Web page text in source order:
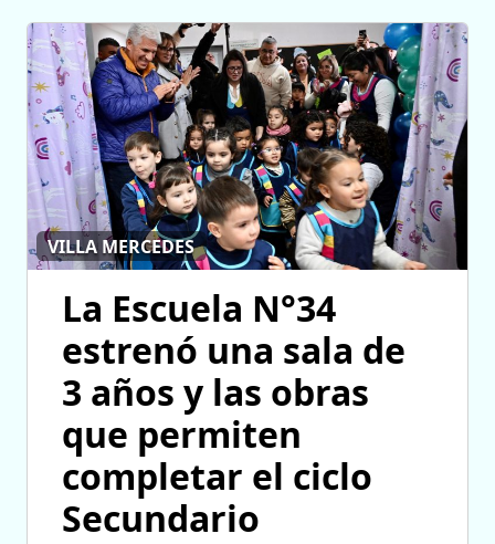
VILLA MERCEDES
La Escuela N°34
estrenó una sala de
3 años y las obras
que permiten
completar el ciclo
Secundario